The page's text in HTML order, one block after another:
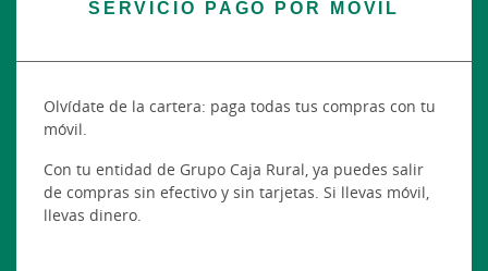
SERVICIO PAGO POR MÓVIL
Olvídate de la cartera: paga todas tus compras con tu
móvil.
Con tu entidad de Grupo Caja Rural, ya puedes salir
de compras sin efectivo y sin tarjetas. Si llevas móvil,
llevas dinero.